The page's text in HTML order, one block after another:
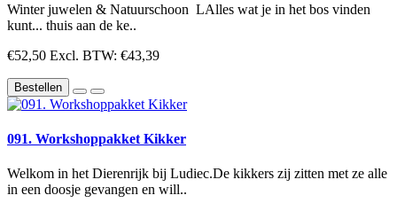
Winter juwelen & Natuurschoon LAlles wat je in het bos vinden
kunt... thuis aan de ke..
€52,50 Excl. BTW: €43,39
Bestellen
091. Workshoppakket Kikker
Welkom in het Dierenrijk bij Ludiec.De kikkers zij zitten met ze alle
in een doosje gevangen en will..